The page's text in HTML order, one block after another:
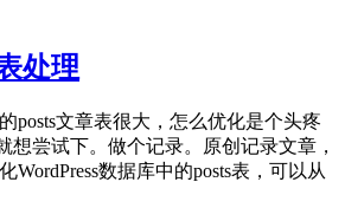
处理
posts文章表很大，怎么优化是个头疼
想尝试下。做个记录。原创记录文章，
WordPress数据库中的posts表，可以从